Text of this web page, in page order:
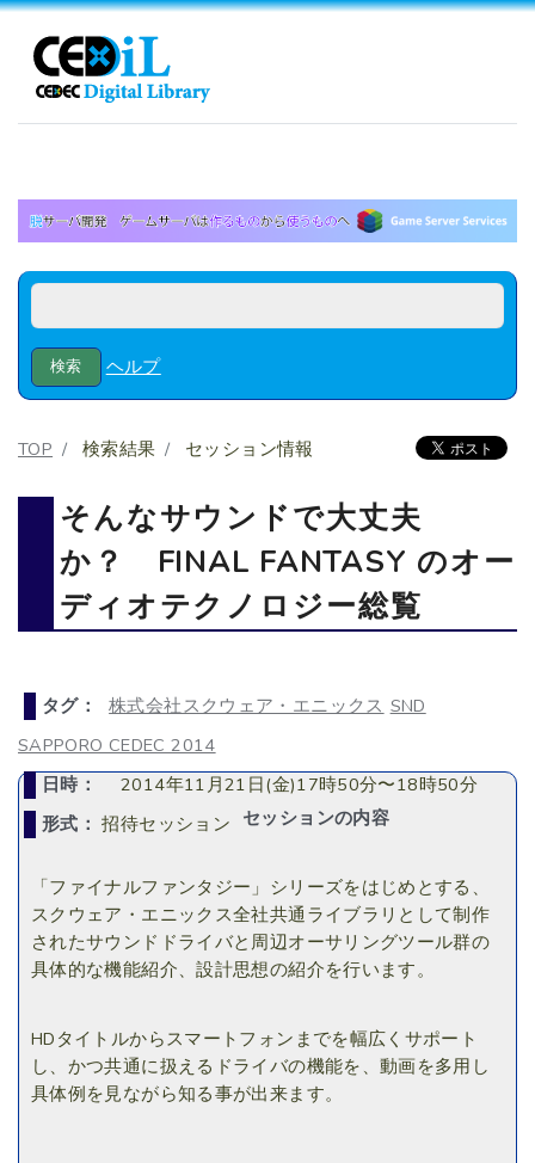
ヘルプ
TOP 検索結果 セッション情報
そんなサウンドで大丈夫
か？ FINAL FANTASY のオー
ディオテクノロジー総覧
タグ： 株式会社スクウェア・エニックス SND
SAPPORO CEDEC 2014
日時：
2014年11月21日(金)17時50分〜18時50分
形式：招待セッション セッションの内容
「ファイナルファンタジー」シリーズをはじめとする、
スクウェア・エニックス全社共通ライブラリとして制作
されたサウンドドライバと周辺オーサリングツール群の
具体的な機能紹介、設計思想の紹介を行います。
HDタイトルからスマートフォンまでを幅広くサポート
し、かつ共通に扱えるドライバの機能を、動画を多用し
具体例を見ながら知る事が出来ます。